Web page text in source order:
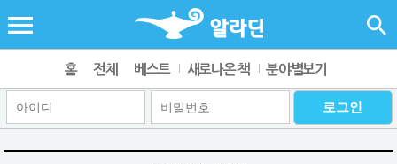
홈 전체 베스트 새로나온 책 분야별보기